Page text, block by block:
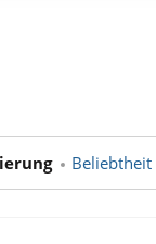
Beliebtheit